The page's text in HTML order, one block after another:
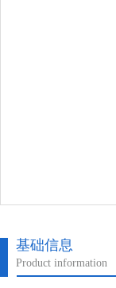
基础信息
Product information